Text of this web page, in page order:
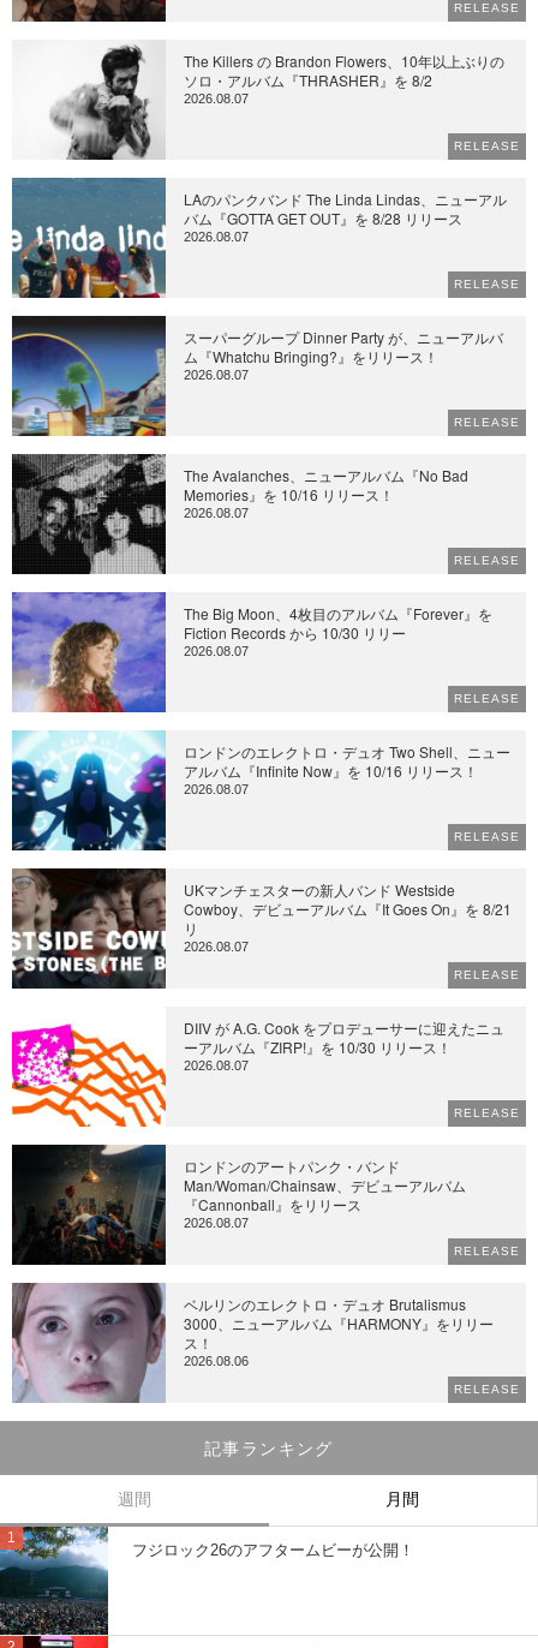
RELEASE
The Killers の Brandon Flowers、10年以上ぶりの
ソロ・アルバム『THRASHER』を 8/2
2026.08.07
RELEASE
LAのパンクバンド The Linda Lindas、ニューアル
バム『GOTTA GET OUT』を 8/28 リリース
2026.08.07
RELEASE
スーパーグループ Dinner Party が、ニューアルバ
ム『Whatchu Bringing?』をリリース！
2026.08.07
RELEASE
The Avalanches、ニューアルバム『No Bad
Memories』を 10/16 リリース！
2026.08.07
RELEASE
The Big Moon、4枚目のアルバム『Forever』を
Fiction Records から 10/30 リリー
2026.08.07
RELEASE
ロンドンのエレクトロ・デュオ Two Shell、ニュー
アルバム『Infinite Now』を 10/16 リリース！
2026.08.07
RELEASE
UKマンチェスターの新人バンド Westside
Cowboy、デビューアルバム『It Goes On』を 8/21
リ
2026.08.07
RELEASE
DIIV が A.G. Cook をプロデューサーに迎えたニュ
ーアルバム『ZIRP!』を 10/30 リリース！
2026.08.07
RELEASE
ロンドンのアートパンク・バンド
Man/Woman/Chainsaw、デビューアルバム
『Cannonball』をリリース
2026.08.07
RELEASE
ベルリンのエレクトロ・デュオ Brutalismus
3000、ニューアルバム『HARMONY』をリリー
ス！
2026.08.06
RELEASE
記事ランキング
週間 月間
フジロック26のアフタームビーが公開！